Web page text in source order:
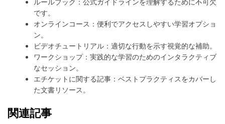
ルールブック：公式ガイドラインを理解するために不可欠
です。
オンラインコース：便利でアクセスしやすい学習オプショ
ン。
ビデオチュートリアル：適切な行動を示す視覚的な補助。
ワークショップ：実践的な学習のためのインタラクティブ
なセッション。
エチケットに関する記事：ベストプラクティスをカバーし
た文書リソース。
関連記事